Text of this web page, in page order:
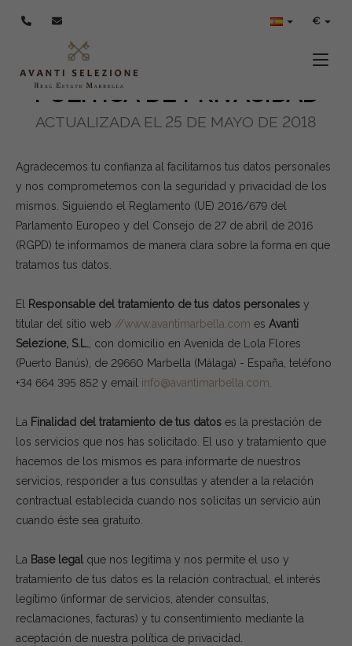
€
POLÍTICA DE PRIVACIDAD
POLÍTICA DE PRIVACIDAD
ACTUALIZADA EL 25 DE MAYO DE 2018
Agradecemos tu confianza al facilitarnos tus datos personales
y nos comprometemos con la seguridad y privacidad de los
mismos. Siguiendo el Reglamento (UE) 2016/679 del
Parlamento Europeo y del Consejo de 27 de abril de 2016
(RGPD) te informamos de manera clara sobre la forma en que
tratamos tus datos.
El Responsable del tratamiento de tus datos personales y
titular del sitio web //www.avantimarbella.com es Avanti
Selezione, S.L. , con domicilio en Avenida de Lola Flores
(Puerto Banús), de 29660 Marbella (Málaga) - España, teléfono
+34 664 395 852 y email info@avantimarbella.com
La Finalidad del tratamiento de tus datos es la prestación de
los servicios que nos has solicitado. El uso y tratamiento que
hacemos de los mismos es para informarte de nuestros
servicios, responder a tus consultas y atender a la relación
contractual establecida cuando nos solicitas un servicio aún
cuando éste sea gratuito.
La Base legal que nos legitima y nos permite el uso y
tratamiento de tus datos es la relación contractual, el interés
legítimo (informar de servicios, atender consultas,
reclamaciones, facturas) y tu consentimiento mediante la
aceptación de nuestra política de privacidad.